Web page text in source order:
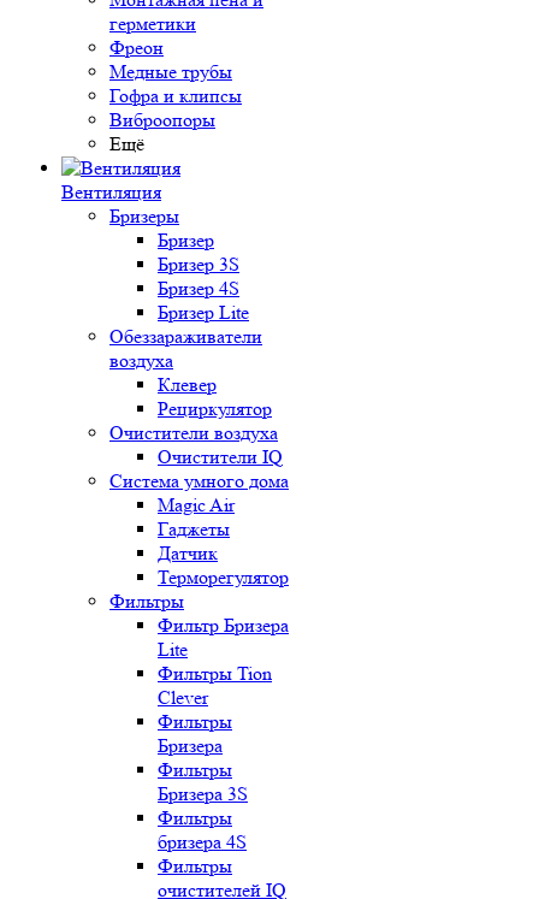
герметики
Фреон
Медные трубы
Гофра и клипсы
Виброопоры
Ещё
Вентиляция
Бризеры
Бризер
Бризер 3S
Бризер 4S
Бризер Lite
Обеззараживатели
воздуха
Клевер
Рециркулятор
Очистители воздуха
Очистители IQ
Система умного дома
Magic Air
Гаджеты
Датчик
Терморегулятор
Фильтры
Фильтр Бризера
Lite
Фильтры Tion
Clever
Фильтры
Бризера
Фильтры
Бризера 3S
Фильтры
бризера 4S
Фильтры
очистителей IQ